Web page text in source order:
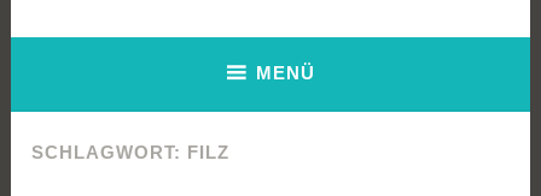
MENÜ
SCHLAGWORT: FILZ